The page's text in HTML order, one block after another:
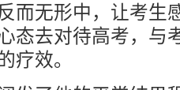
而无形中，让考生
态去对待高考，与
疗效。